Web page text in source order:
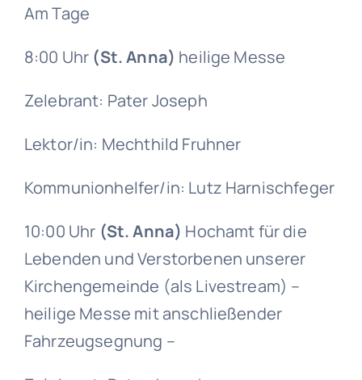
Am Tage
8:00 Uhr (St. Anna) heilige Messe
Zelebrant: Pater Joseph
Lektor/in: Mechthild Fruhner
Kommunionhelfer/in: Lutz Harnischfeger
10:00 Uhr (St. Anna) Hochamt für die
Lebenden und Verstorbenen unserer
Kirchengemeinde (als Livestream) –
heilige Messe mit anschließender
Fahrzeugsegnung –